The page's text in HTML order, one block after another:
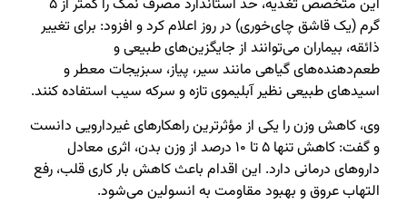
این متخصص تغذیه، حد استاندارد مصرف نمک را کمتر از ۵
گرم (یک قاشق چای‌خوری) در روز اعلام کرد و افزود: برای تغییر
ذائقه، بیماران می‌توانند از جایگزین‌های طبیعی و
طعم‌دهنده‌های گیاهی مانند سیر، پیاز، سبزیجات معطر و
اسیدهای طبیعی نظیر آبلیموی تازه و سرکه سیب استفاده کنند.
وی، کاهش وزن را یکی از مؤثرترین راهکارهای غیردارویی دانست
و گفت: کاهش تنها ۵ تا ۱۰ درصد از وزن بدن، اثری معادل
داروهای درمانی دارد. این اقدام باعث کاهش بار کاری قلب، رفع
التهاب عروق و بهبود مقاومت به انسولین می‌شود.